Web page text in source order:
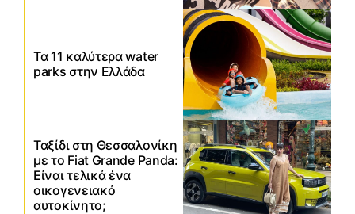
Τα 11 καλύτερα water
parks στην Ελλάδα
Ταξίδι στη Θεσσαλονίκη
με το Fiat Grande Panda:
Είναι τελικά ένα
οικογενειακό
αυτοκίνητο;